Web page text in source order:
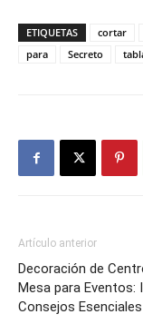
ETIQUETAS cortar
para
Secreto
Artículo anterior
Decoración de
Mesa para Eventos:
Consejos Esenciales